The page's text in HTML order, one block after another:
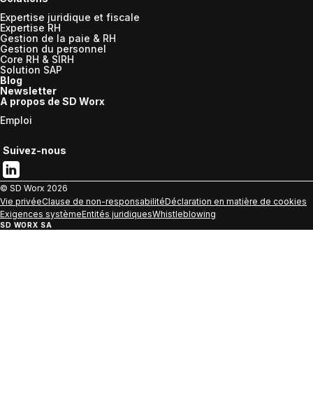
Expertise juridique et fiscale
Expertise RH
Gestion de la paie & RH
Gestion du personnel
Core RH & SIRH
Solution SAP
Blog
Newsletter
A propos de SD Worx
Emploi
Suivez-nous
© SD Worx 2026
Vie privéeClause de non-responsabilitéDéclaration en matière de cookies
Exigences systèmeEntités juridiquesWhistleblowing
SD WORX SA